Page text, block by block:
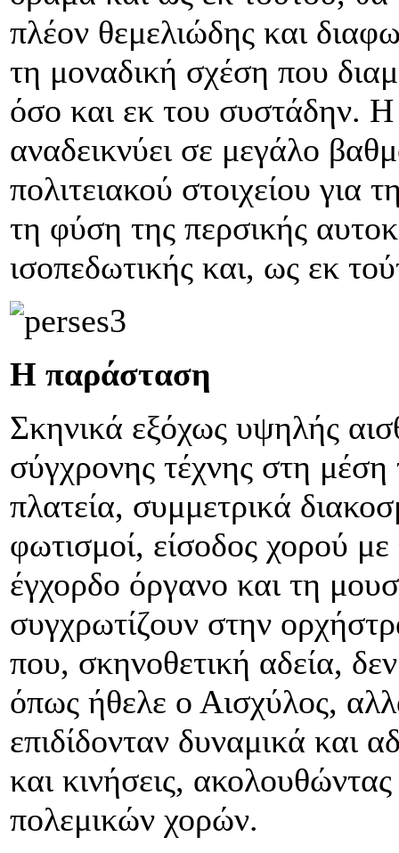
πλέον θεμελιώδης και
τη μοναδική σχέση που
όσο και εκ του συστάδην.
αναδεικνύει σε μεγάλο
πολιτειακού στοιχείου για
τη φύση της περσικής
ισοπεδωτικής και, ως εκ
Η παράσταση
Σκηνικά εξόχως υψηλής
σύγχρονης τέχνης στη
πλατεία, συμμετρικά
φωτισμοί, είσοδος χορού
έγχορδο όργανο και τη
συγχρωτίζουν στην
που, σκηνοθετική αδεία,
όπως ήθελε ο Αισχύλος,
επιδίδονταν δυναμικά και
και κινήσεις,
πολεμικών χορών.